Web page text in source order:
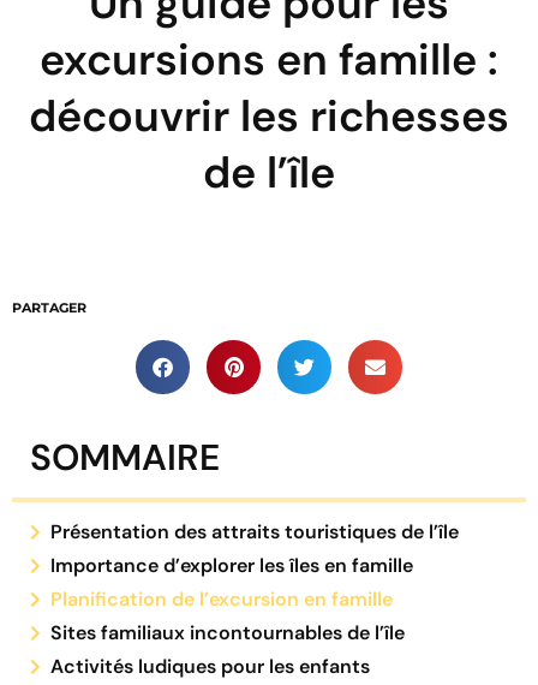
excursions en famille :
découvrir les richesses
de l’île
PARTAGER
SOMMAIRE
Présentation des attraits touristiques de l’île
Importance d’explorer les îles en famille
Planification de l’excursion en famille
Sites familiaux incontournables de l’île
Activités ludiques pour les enfants